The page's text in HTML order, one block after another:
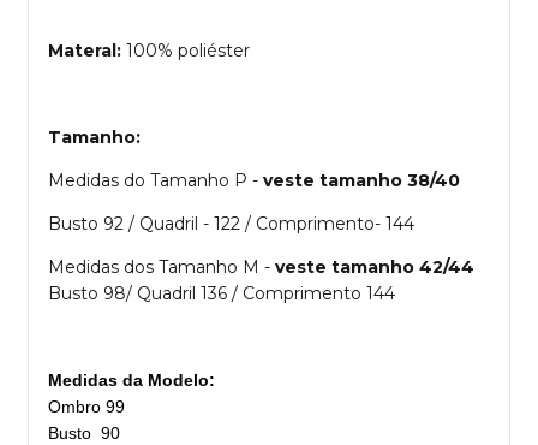
Materal: 100% poliéster
Tamanho:
Medidas do Tamanho P - veste tamanho 38/40
Busto 92 / Quadril - 122 / Comprimento- 144
Medidas dos Tamanho M - veste tamanho 42/44
Busto 98/ Quadril 136 / Comprimento 144
Medidas da Modelo:
Ombro 99
Busto 90